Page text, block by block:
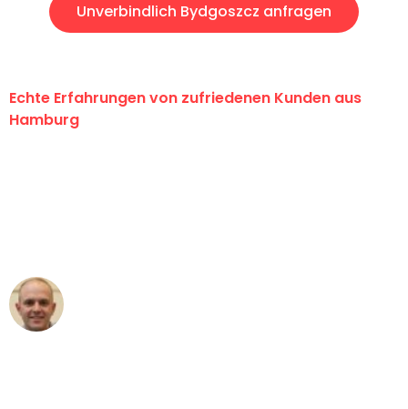
Unverbindlich Bydgoszcz anfragen
Echte Erfahrungen von zufriedenen Kunden aus
Hamburg